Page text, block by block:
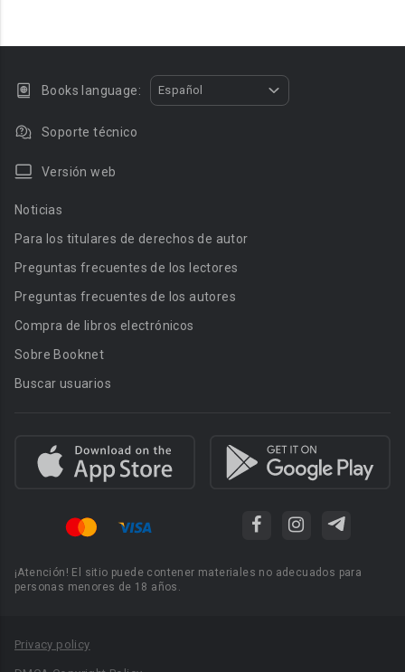
Books language: Español
Soporte técnico
Versión web
Noticias
Para los titulares de derechos de autor
Preguntas frecuentes de los lectores
Preguntas frecuentes de los autores
Compra de libros electrónicos
Sobre Booknet
Buscar usuarios
¡Atención! El sitio puede contener materiales no adecuados para
personas menores de 18 años.
Privacy policy